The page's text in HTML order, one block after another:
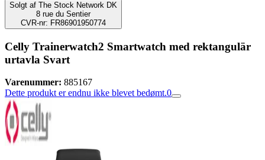
Solgt af The Stock Network DK
8 rue du Sentier
CVR-nr: FR86901950774
Celly Trainerwatch2 Smartwatch med rektangulär
urtavla Svart
Varenummer: 885167
Dette produkt er endnu ikke blevet bedømt.0